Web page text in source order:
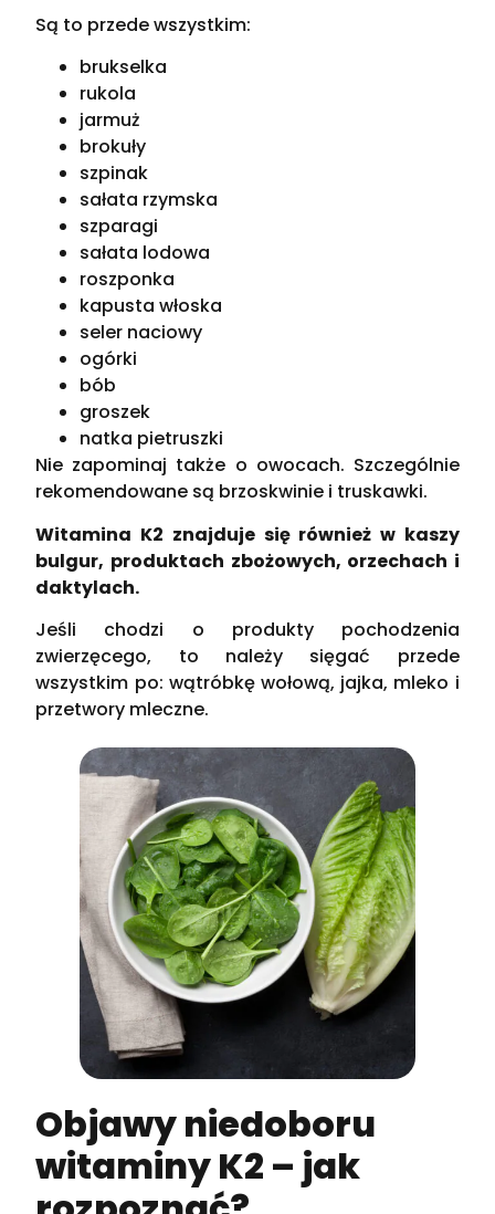
Są to przede wszystkim:
brukselka
rukola
jarmuż
brokuły
szpinak
sałata rzymska
szparagi
sałata lodowa
roszponka
kapusta włoska
seler naciowy
ogórki
bób
groszek
natka pietruszki
Nie zapominaj także o owocach. Szczególnie
rekomendowane są brzoskwinie i truskawki.
Witamina K2 znajduje się również w kaszy
bulgur, produktach zbożowych, orzechach i
daktylach.
Jeśli chodzi o produkty pochodzenia
zwierzęcego, to należy sięgać przede
wszystkim po: wątróbkę wołową, jajka, mleko i
przetwory mleczne.
Objawy niedoboru
witaminy K2 – jak